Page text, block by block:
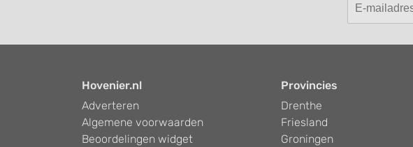
Hovenier.nl
Adverteren
Algemene voorwaarden
Beoordelingen widget
Provincies
Drenthe
Friesland
Groningen